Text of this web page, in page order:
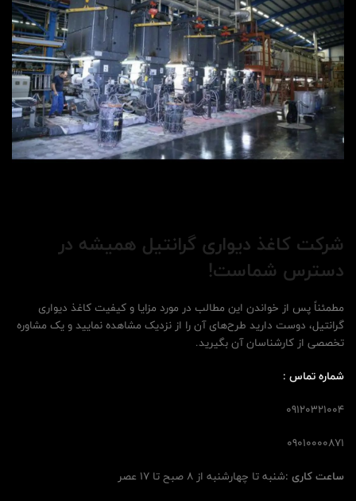
شرکت کاغذ دیواری گرانتیل همیشه در
دسترس شماست!
مطمئناً پس از خواندن این مطالب در مورد مزایا و کیفیت کاغذ دیواری
گرانتیل، دوست دارید طرح‌های آن را از نزدیک مشاهده نمایید و یک مشاوره
تخصصی از کارشناسان آن بگیرید.
شماره تماس :
09120321004
09010000871
ساعت کاری :شنبه تا چهارشنبه از 8 صبح تا 17 عصر